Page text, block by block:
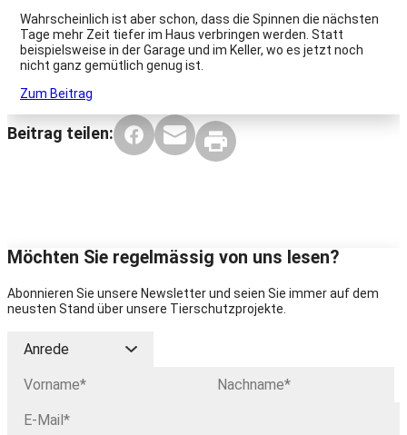
Wahrscheinlich ist aber schon, dass die Spinnen die nächsten
Tage mehr Zeit tiefer im Haus verbringen werden. Statt
beispielsweise in der Garage und im Keller, wo es jetzt noch
nicht ganz gemütlich genug ist.
Zum Beitrag
Beitrag teilen:
Möchten Sie regelmässig von uns lesen?
Abonnieren Sie unsere Newsletter und seien Sie immer auf dem
neusten Stand über unsere Tierschutzprojekte.